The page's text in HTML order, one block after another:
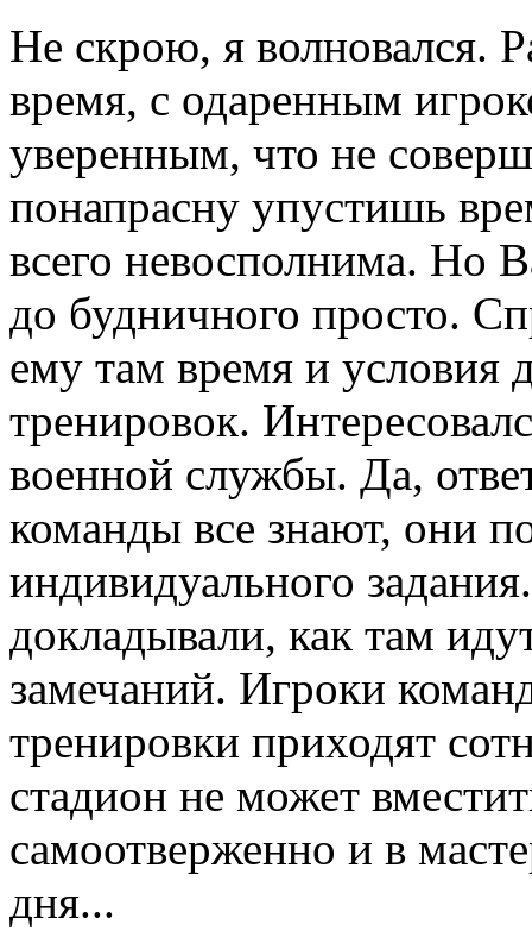
Не скрою, я волновался.
время, с одаренным
уверенным, что не
понапрасну упустишь
всего невосполнима. Но
до будничного просто.
ему там время и условия
тренировок.
военной службы. Да,
команды все знают, они
индивидуального
докладывали, как там
замечаний. Игроки
тренировки приходят
стадион не может
самоотверженно и в
дня...